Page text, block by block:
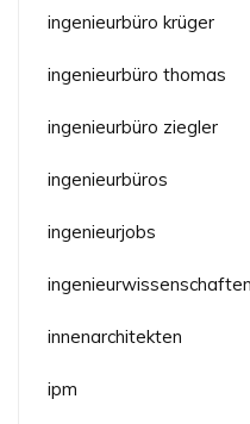
ingenieurbüro krüger
ingenieurbüro thomas
ingenieurbüro ziegler
ingenieurbüros
ingenieurjobs
ingenieurwissenschaften
innenarchitekten
ipm